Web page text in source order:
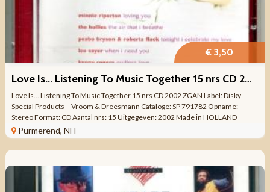
€ 3,50
Love Is... Listening To Music Together 15 nrs CD 2002 ZGAN
Love Is... Listening To Music Together 15 nrs CD 2002 ZGAN Label: Disky
Special Products – Vroom & Dreesmann Cataloge: SP 791782 Opname:
Stereo Format: CD Aantal nrs: 15 Uitgegeven: 2002 Made in HOLLAND
Genre: VERZAMEL ...
Purmerend, NH